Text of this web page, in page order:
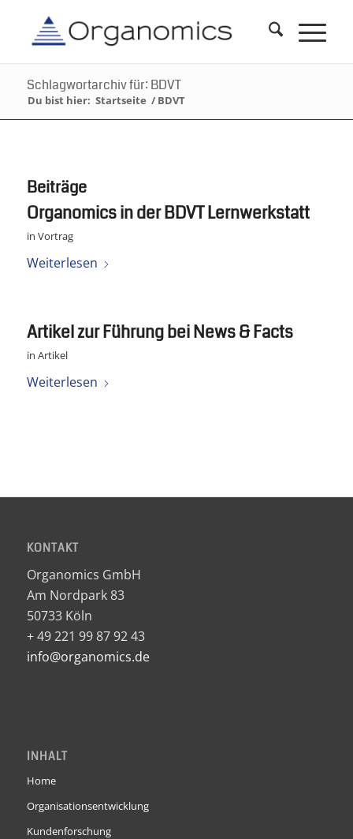
Schlagwortarchiv für: BDVT
Du bist hier: Startseite / BDVT
Beiträge
Organomics in der BDVT Lernwerkstatt
in Vortrag
Weiterlesen
Artikel zur Führung bei News & Facts
in Artikel
Weiterlesen
KONTAKT
Organomics GmbH
Am Nordpark 83
50733 Köln
+ 49 221 99 87 92 43
info@organomics.de
INHALT
Home
Organisationsentwicklung
Kundenforschung